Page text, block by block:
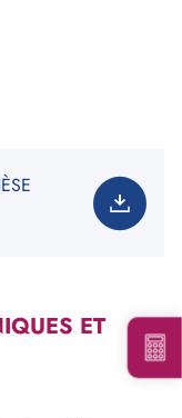
ET
indiquées ne
part.
moi